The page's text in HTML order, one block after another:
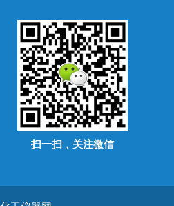
扫一扫，关注微信